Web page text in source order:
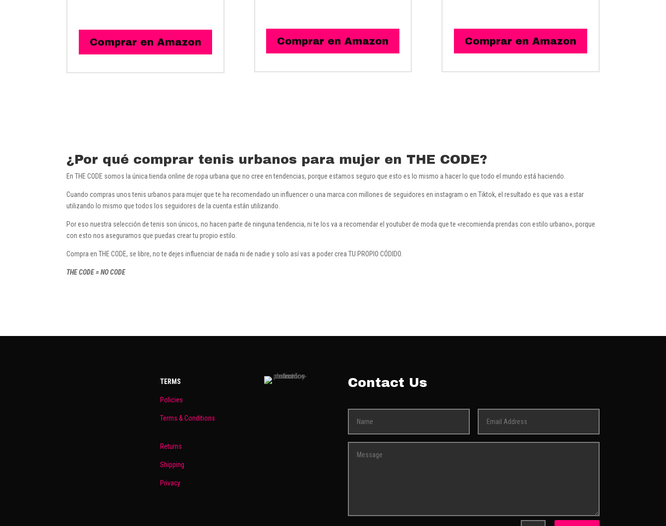
Comprar en Amazon Comprar en Amazon Comprar en Amazon
¿Por qué comprar tenis urbanos para mujer en THE CODE?
En THE CODE somos la única tienda online de ropa urbana que no cree en tendencias, porque estamos seguro que esto es lo mismo a hacer lo que todo el mundo está haciendo.
Cuando compras unos tenis urbanos para mujer que te ha recomendado un influencer o una marca con millones de seguidores en instagram o en Tiktok, el resultado es que vas a estar
utilizando lo mismo que todos los seguidores de la cuenta están utilizando.
Por eso nuestra selección de tenis son únicos, no hacen parte de ninguna tendencia, ni te los va a recomendar el youtuber de moda que te «recomienda prendas con estilo urbano», porque
con esto nos aseguramos que puedas crear tu propio estilo.
Compra en THE CODE, se libre, no te dejes influenciar de nada ni de nadie y solo así vas a poder crea TU PROPIO CÓDIDO.
THE CODE = NO CODE
TERMS
Policies
Terms & Conditions
Returns
Shipping
Privacy
Contact Us